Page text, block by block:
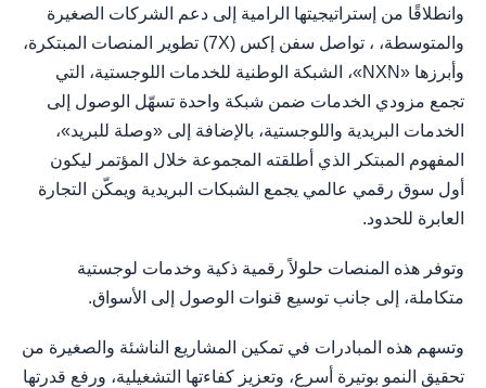
وانطلاقًا من إستراتيجيتها الرامية إلى دعم الشركات الصغيرة
والمتوسطة، ، تواصل سفن إكس (7X) تطوير المنصات المبتكرة،
وأبرزها «NXN»، الشبكة الوطنية للخدمات اللوجستية، التي
تجمع مزودي الخدمات ضمن شبكة واحدة تسهّل الوصول إلى
الخدمات البريدية واللوجستية، بالإضافة إلى «وصلة للبريد»،
المفهوم المبتكر الذي أطلقته المجموعة خلال المؤتمر ليكون
أول سوق رقمي عالمي يجمع الشبكات البريدية ويمكّن التجارة
العابرة للحدود.
وتوفر هذه المنصات حلولاً رقمية ذكية وخدمات لوجستية
متكاملة، إلى جانب توسيع قنوات الوصول إلى الأسواق.
وتسهم هذه المبادرات في تمكين المشاريع الناشئة والصغيرة من
تحقيق النمو بوتيرة أسرع، وتعزيز كفاءتها التشغيلية، ورفع قدرتها